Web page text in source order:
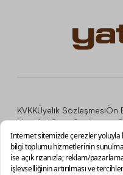
KVKKÜyelik SözleşmesiÖn
Mesafeli Satış Sözleşmesi
Copyright © 2026, İNCİ